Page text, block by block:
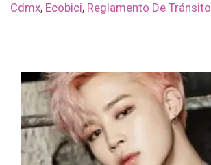
Cdmx, Ecobici, Reglamento De Tránsito